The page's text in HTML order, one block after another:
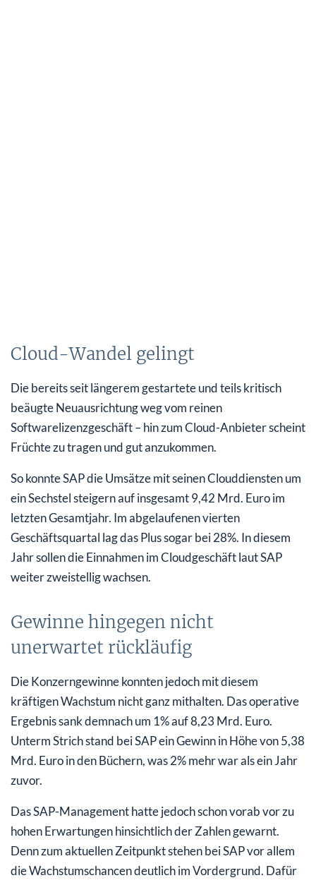
Cloud-Wandel gelingt
Die bereits seit längerem gestartete und teils kritisch
beäugte Neuausrichtung weg vom reinen
Softwarelizenzgeschäft – hin zum Cloud-Anbieter scheint
Früchte zu tragen und gut anzukommen.
So konnte SAP die Umsätze mit seinen Clouddiensten um
ein Sechstel steigern auf insgesamt 9,42 Mrd. Euro im
letzten Gesamtjahr. Im abgelaufenen vierten
Geschäftsquartal lag das Plus sogar bei 28%. In diesem
Jahr sollen die Einnahmen im Cloudgeschäft laut SAP
weiter zweistellig wachsen.
Gewinne hingegen nicht
unerwartet rückläufig
Die Konzerngewinne konnten jedoch mit diesem
kräftigen Wachstum nicht ganz mithalten. Das operative
Ergebnis sank demnach um 1% auf 8,23 Mrd. Euro.
Unterm Strich stand bei SAP ein Gewinn in Höhe von 5,38
Mrd. Euro in den Büchern, was 2% mehr war als ein Jahr
zuvor.
Das SAP-Management hatte jedoch schon vorab vor zu
hohen Erwartungen hinsichtlich der Zahlen gewarnt.
Denn zum aktuellen Zeitpunkt stehen bei SAP vor allem
die Wachstumschancen deutlich im Vordergrund. Dafür